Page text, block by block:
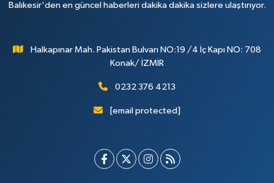
Balıkesir'den en güncel haberleri dakika dakika sizlere ulaştırıyor.
Halkapınar Mah. Pakistan Bulvarı NO:19 /4 İç Kapı NO: 708
Konak/ İZMİR
0232 376 4213
[email protected]